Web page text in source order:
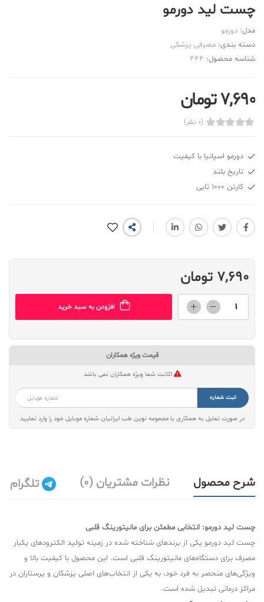
چست لید دورمو
مدل: دورمو
دسته بندی: مصرفی پزشکی
شناسه محصول: 444
7,690 تومان
(0 نظر)
دورمو اسپانیا با کیفیت
تاریخ بلند
کارتن 1000 تایی
7,690 تومان
افزودن به سبد خرید
قیمت ویژه همکاران
اکانت شما ویژه همکاران نمی باشد
ثبت شماره
در صورت تمایل به همکاری با مجموعه نوین طب ایرانیان شماره موبایل خود را وارد نمایید
شرح محصول نظرات مشتریان (0) تلگرام
چست لید دورمو: انتخابی مطمئن برای مانیتورینگ قلبی
چست لید دورمو یکی از برندهای شناخته شده در زمینه تولید الکترودهای یکبار
مصرف برای دستگاه‌های مانیتورینگ قلبی است. این محصول با کیفیت بالا و
ویژگی‌های منحصر به فرد خود، به یکی از انتخاب‌های اصلی پزشکان و پرستاران در
مراکز درمانی تبدیل شده است.